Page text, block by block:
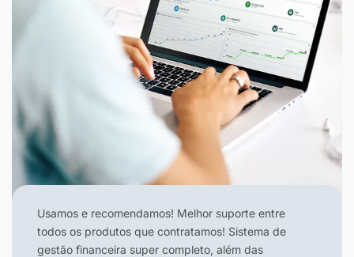
Usamos e recomendamos! Melhor suporte entre
todos os produtos que contratamos! Sistema de
gestão financeira super completo, além das